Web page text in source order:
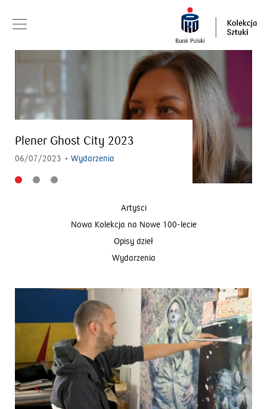
Kruk
29/03/2019 Artyści
Artyści
Nowa Kolekcja na Nowe 100-lecie
Opisy dzieł
Wydarzenia